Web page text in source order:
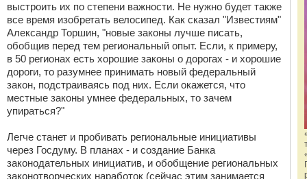
выстроить их по степени важности. Не нужно будет также
все время изобретать велосипед. Как сказал "Известиям"
Александр Торшин, "новые законы лучше писать,
обобщив перед тем региональный опыт. Если, к примеру,
в 50 регионах есть хорошие законы о дорогах - и хорошие
дороги, то разумнее принимать новый федеральный
закон, подстраиваясь под них. Если окажется, что
местные законы умнее федеральных, то зачем
упираться?"
Легче станет и пробивать региональные инициативы
через Госдуму. В планах - и создание Банка
законодательных инициатив, и обобщение региональных
законотворческих наработок (сейчас этим занимается